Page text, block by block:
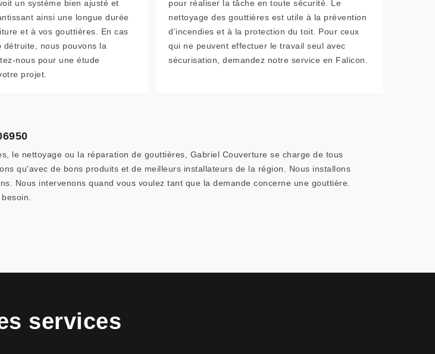
un système bien ajusté et
ainsi une longue durée
et à vos gouttières. En cas
détruite, nous pouvons la
nous pour une étude
projet.
pour réaliser la tâche en toute sécurité. Le
nettoyage des gouttières est utile à la prévention
d’incendies et à la protection du toit. Pour ceux
qui ne peuvent effectuer le travail seul avec
sécurisation, demandez notre service en Falicon.
le nettoyage ou la réparation de gouttières, Gabriel Couverture se charge de tous
qu'avec de bons produits et de meilleurs installateurs de la région. Nous installons
Nous intervenons quand vous voulez tant que la demande concerne une gouttière.
services